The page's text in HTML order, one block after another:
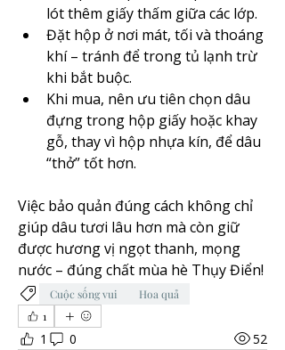
lót thêm giấy thấm giữa các lớp.
Đặt hộp ở nơi mát, tối và thoáng
khí – tránh để trong tủ lạnh trừ
khi bắt buộc.
Khi mua, nên ưu tiên chọn dâu
đựng trong hộp giấy hoặc khay
gỗ, thay vì hộp nhựa kín, để dâu
“thở” tốt hơn.
Việc bảo quản đúng cách không chỉ
giúp dâu tươi lâu hơn mà còn giữ
được hương vị ngọt thanh, mọng
nước – đúng chất mùa hè Thụy Điển!
Cuộc sống vui
Hoa quả
1
1 0 52